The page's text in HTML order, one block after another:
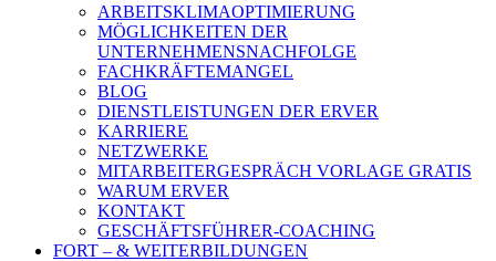
ARBEITSKLIMAOPTIMIERUNG
MÖGLICHKEITEN DER
UNTERNEHMENSNACHFOLGE
FACHKRÄFTEMANGEL
BLOG
DIENSTLEISTUNGEN DER ERVER
KARRIERE
NETZWERKE
MITARBEITERGESPRÄCH VORLAGE GRATIS
WARUM ERVER
KONTAKT
GESCHÄFTSFÜHRER-COACHING
FORT – & WEITERBILDUNGEN